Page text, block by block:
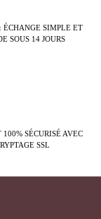
ÉCHANGE SIMPLE ET
SOUS 14 JOURS
SÉCURISÉ AVEC
SSL